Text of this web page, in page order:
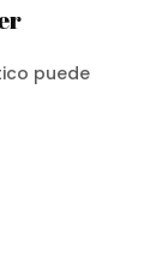
puede